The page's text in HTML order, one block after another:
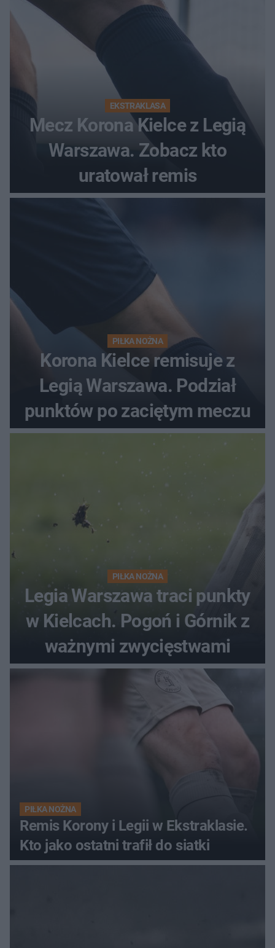
EKSTRAKLASA
Mecz Korona Kielce z Legią
Warszawa. Zobacz kto
uratował remis
PIŁKA NOŻNA
Korona Kielce remisuje z
Legią Warszawa. Podział
punktów po zaciętym meczu
PIŁKA NOŻNA
Legia Warszawa traci punkty
w Kielcach. Pogoń i Górnik z
ważnymi zwycięstwami
PIŁKA NOŻNA
Remis Korony i Legii w Ekstraklasie.
Kto jako ostatni trafił do siatki